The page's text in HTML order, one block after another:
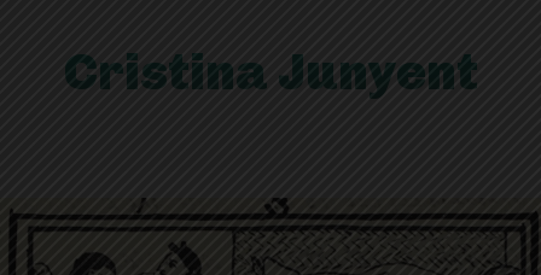
Cristina Junyent